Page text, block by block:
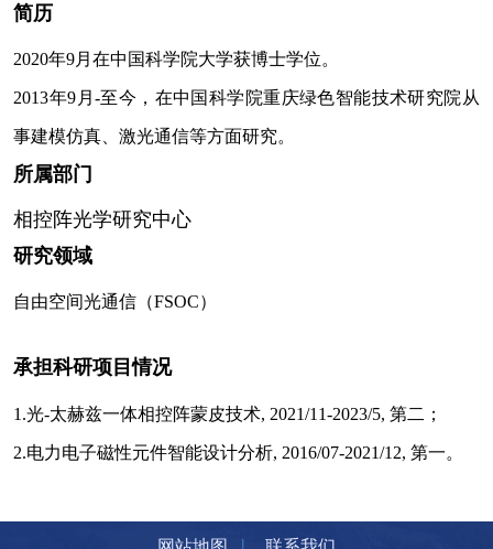
简历
2020年9月在中国科学院大学获博士学位。
2013年9 月-至今，在中国科学院重庆绿色智能技术研究院从
事建模仿真、激光通信等方面研究。
所属部门
相控阵光学研究中心
研究领域
自由空间光通信（FSOC）
承担科研项目情况
1.光-太赫兹一体相控阵蒙皮技术, 2021/11-2023/5,第二；
2.电力电子磁性元件智能设计分析, 2016/07-2021/12,第一。